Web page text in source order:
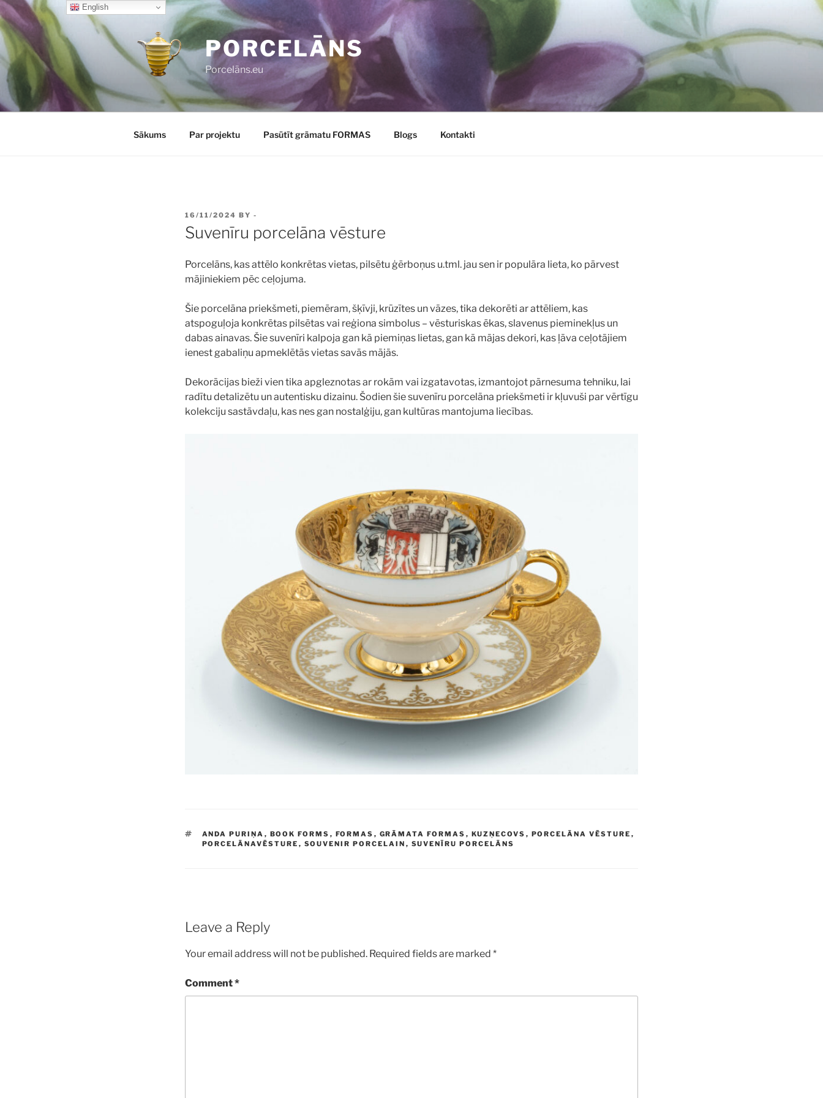
Skip
to
content
PORCELĀNS
Porcelāns.eu
Sākums Par projektu Pasūtīt grāmatu FORMAS Blogs Kontakti
POSTED
ON
16/11/2024 BY -
Suvenīru porcelāna vēsture
Porcelāns, kas attēlo konkrētas vietas, pilsētu ģērboņus u.tml. jau sen ir populāra lieta, ko pārvest
mājiniekiem pēc ceļojuma.
Šie porcelāna priekšmeti, piemēram, šķīvji, krūzītes un vāzes, tika dekorēti ar attēliem, kas
atspoguļoja konkrētas pilsētas vai reģiona simbolus – vēsturiskas ēkas, slavenus pieminekļus un
dabas ainavas. Šie suvenīri kalpoja gan kā piemiņas lietas, gan kā mājas dekori, kas ļāva ceļotājiem
ienest gabaliņu apmeklētās vietas savās mājās.
Dekorācijas bieži vien tika apgleznotas ar rokām vai izgatavotas, izmantojot pārnesuma tehniku, lai
radītu detalizētu un autentisku dizainu. Šodien šie suvenīru porcelāna priekšmeti ir kļuvuši par vērtīgu
kolekciju sastāvdaļu, kas nes gan nostalģiju, gan kultūras mantojuma liecības.
TAGS
ANDA PURIŅA , BOOK FORMS , FORMAS , GRĀMATA FORMAS , KUZŅECOVS , PORCELĀNA VĒSTURE ,
PORCELĀNAVĒSTURE , SOUVENIR PORCELAIN , SUVENĪRU PORCELĀNS
Leave a Reply
Your email address will not be published. Required fields are marked *
Comment*
English